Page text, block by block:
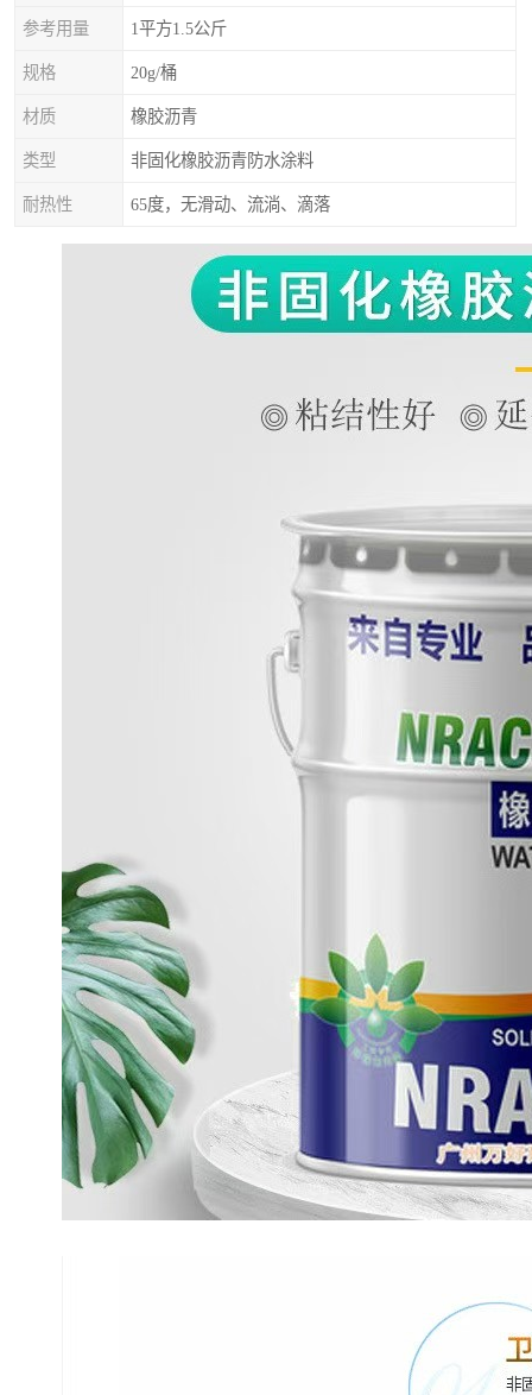
参考用量 1平方1.5公斤
规格 20g/桶
材质 橡胶沥青
类型 非固化橡胶沥青防水涂料
耐热性 65度，无滑动、流淌、滴落